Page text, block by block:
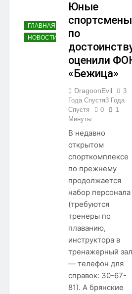
ГЛАВНАЯ
НОВОСТИ
Юные
спортсмены
по
оценили
«Бежица»
DragoonEvil
3
Года Спустя3 Года
Спустя
0
1
Минуты
В недавно
открытом
спорткомплексе
по прежнему
продолжается
набор персонала
(требуются
тренеры по
плаванию,
инструктора в
тренажерный зал
— телефон для
справок: 30-67-
81). А брянские